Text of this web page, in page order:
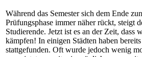
Während das Semester sich dem Ende
Prüfungsphase immer näher rückt, steigt
Studierende. Jetzt ist es an der Zeit, dass
kämpfen! In einigen Städten haben
stattgefunden. Oft wurde jedoch wenig